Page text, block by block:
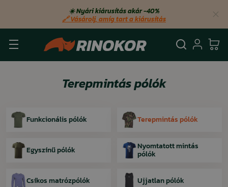
☀️ Nyári kiárusítás akár −40%
🔗 Vásárolj, amíg tart a kiárusítás
Keresés
Terepmintás pólók
Funkcionális pólók Terepmintás pólók
Egyszínű pólók Nyomtatott mintás
pólók
Csíkos matrózpólók Ujjatlan pólók